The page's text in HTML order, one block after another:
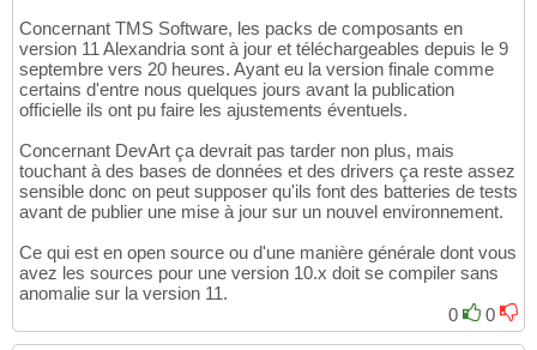
Concernant TMS Software, les packs de composants en
version 11 Alexandria sont à jour et téléchargeables depuis le 9
septembre vers 20 heures. Ayant eu la version finale comme
certains d'entre nous quelques jours avant la publication
officielle ils ont pu faire les ajustements éventuels.
Concernant DevArt ça devrait pas tarder non plus, mais
touchant à des bases de données et des drivers ça reste assez
sensible donc on peut supposer qu'ils font des batteries de tests
avant de publier une mise à jour sur un nouvel environnement.
Ce qui est en open source ou d'une manière générale dont vous
avez les sources pour une version 10.x doit se compiler sans
anomalie sur la version 11.
0
0